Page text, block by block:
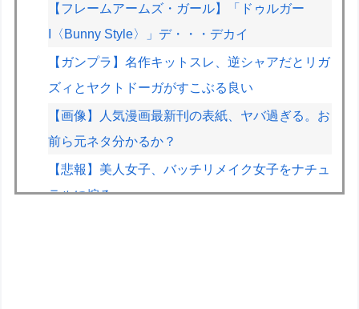
【フレームアームズ・ガール】「ドゥルガー
I〈Bunny Style〉」デ・・・デカイ
【ガンプラ】名作キットスレ、逆シャアだとリガ
ズィとヤクトドーガがすこぶる良い
【画像】人気漫画最新刊の表紙、ヤバ過ぎる。お
前ら元ネタ分かるか？
【悲報】美人女子、バッチリメイク女子をナチュ
ラルに煽るｗｗｗｗ